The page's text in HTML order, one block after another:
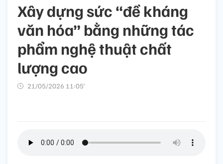
Xây dựng sức “đề kháng
văn hóa” bằng những tác
phẩm nghệ thuật chất
lượng cao
21/05/2026 11:05’